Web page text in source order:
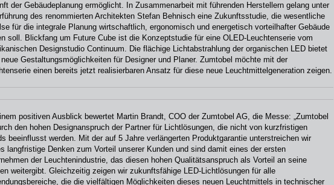
der Gebäudeplanung ermöglicht. In Zusammenarbeit mit führenden Herstellern gelang unter
des renommierten Architekten Stefan Behnisch eine Zukunftsstudie, die wesentliche
für die integrale Planung wirtschaftlich, ergonomisch und energetisch vorteilhafter Gebäude
soll. Blickfang um Future Cube ist die Konzeptstudie für eine OLED-Leuchtenserie vom
Designstudio Continuum. Die flächige Lichtabstrahlung der organischen LED bietet
Gestaltungsmöglichkeiten für Designer und Planer. Zumtobel möchte mit der
einen bereits jetzt realisierbaren Ansatz für diese neue Leuchtmittelgeneration zeigen.
positiven Ausblick bewertet Martin Brandt, COO der Zumtobel AG, die Messe: „Zumtobel
den hohen Designanspruch der Partner für Lichtlösungen, die nicht von kurzfristigen
beeinflusst werden. Mit der auf 5 Jahre verlängerten Produktgarantie unterstreichen wir
langfristige Denken zum Vorteil unserer Kunden und sind damit eines der ersten
der Leuchtenindustrie, das diesen hohen Qualitätsanspruch als Vorteil an seine
weitergibt. Gleichzeitig zeigen wir zukunftsfähige LED-Lichtlösungen für alle
die die vielfältigen Möglichkeiten dieses neuen Leuchtmittels in technischer